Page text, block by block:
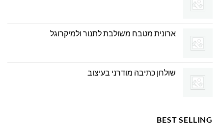
ארונית מטבח משולבת לתנור ולמיקרוגל
שולחן כתיבה מודרני בעיצוב
BEST SELLING